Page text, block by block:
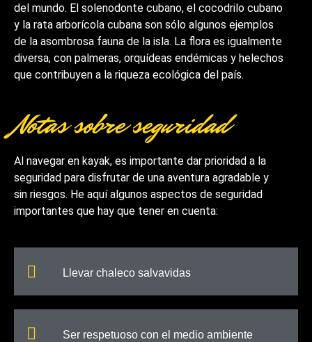
del mundo. El solenodonte cubano, el cocodrilo cubano
y la rata arborícola cubana son sólo algunos ejemplos
de la asombrosa fauna de la isla. La flora es igualmente
diversa, con palmeras, orquídeas endémicas y helechos
que contribuyen a la riqueza ecológica del país.
Notas sobre seguridad
Al navegar en kayak, es importante dar prioridad a la
seguridad para disfrutar de una aventura agradable y
sin riesgos. He aquí algunos aspectos de seguridad
importantes que hay que tener en cuenta:
Llevar chaleco salvavidas
Ser respetuoso con el medio ambiente